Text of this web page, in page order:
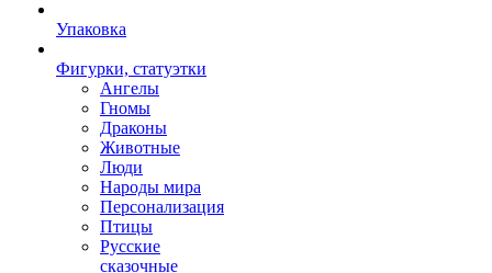
Упаковка
Фигурки, статуэтки
Ангелы
Гномы
Драконы
Животные
Люди
Народы мира
Персонализация
Птицы
Русские
сказочные